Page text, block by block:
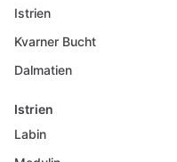
Istrien
Kvarner Bucht
Dalmatien
Istrien
Labin